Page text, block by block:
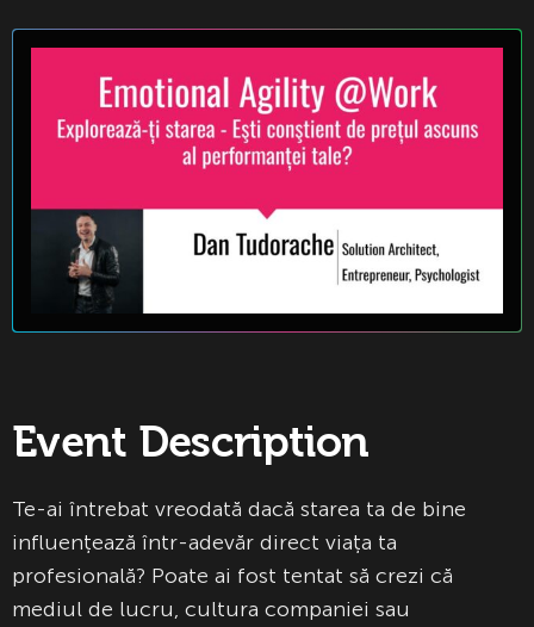
Event Description
Te-ai întrebat vreodată dacă starea ta de bine
influențează într-adevăr direct viața ta
profesională? Poate ai fost tentat să crezi că
mediul de lucru, cultura companiei sau